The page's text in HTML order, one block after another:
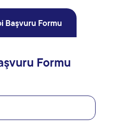
Başvuru Formu
Formu